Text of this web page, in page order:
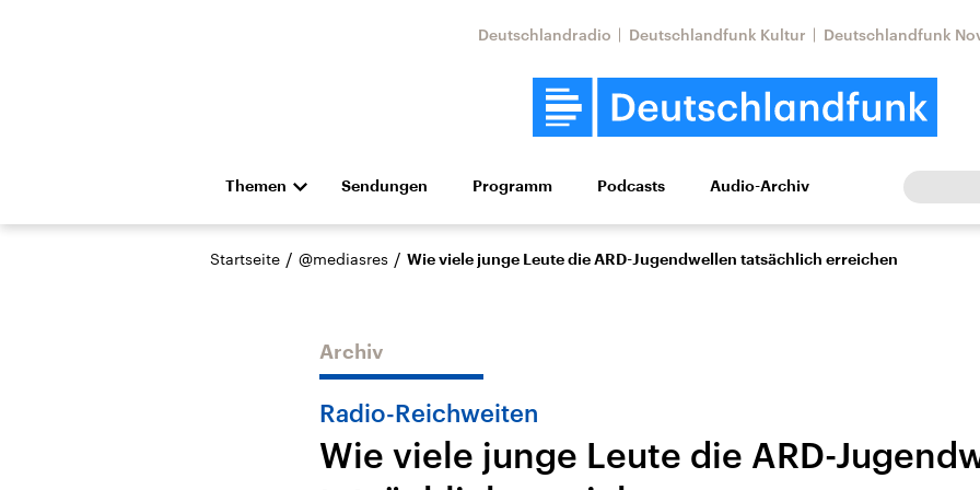
Deutschlandradio Deutschlandfunk Kultur Deutschlandfunk
Themen
Die Nachrichten Politik Wirtschaft Wissen Kultur Europa
Hörspiel und Feature Musik
Landtagswahl Sachsen-
USA
Aktuelle Beiträge,
Nahostkonflikt
Iran
Aktuelle Lage und
Sendungen Programm Podcasts Audio-Archiv
Startseite / @mediasres / Wie viele junge Leute die ARD-Jugendwellen tatsächlich erreichen
Archiv
Radio-Reichweiten
Wie viele junge Leute die ARD-